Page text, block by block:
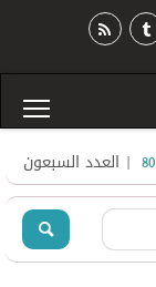
| العدد السبعون